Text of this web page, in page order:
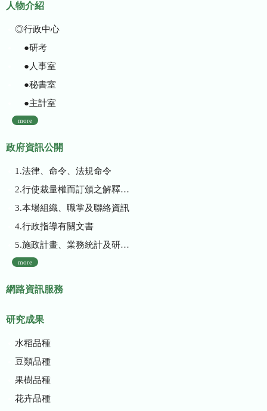
人物介紹
◎行政中心
●研考
●人事室
●秘書室
●主計室
more
政府資訊公開
1.法律、命令、法規命令
2.行使裁量權而訂頒之解釋性規定及裁量基準
3.本場組織、職掌及聯絡資訊
4.行政指導有關文書
5.施政計畫、業務統計及研究報告
more
網路資訊服務
研究成果
水稻品種
豆類品種
果樹品種
花卉品種